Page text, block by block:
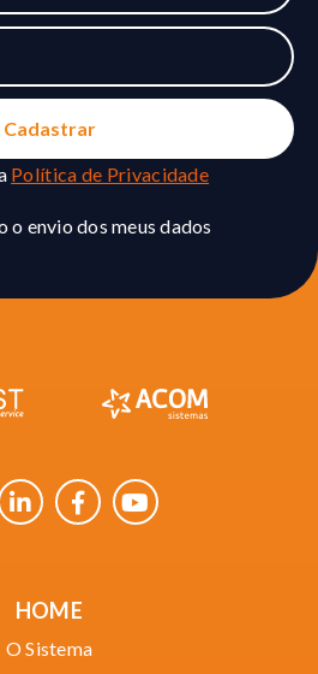
Política de Privacidade
o envio dos meus dados
HOME
O Sistema